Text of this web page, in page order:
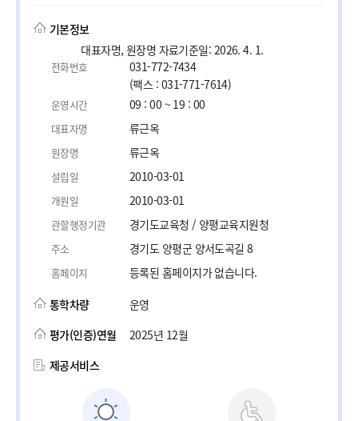
기본정보
대표자명, 원장명 자료기준일: 2026. 4. 1.
전화번호
031-772-7434
(팩스 : 031-771-7614)
운영시간 09 : 00 ~ 19 : 00
대표자명 류근옥
원장명 류근옥
설립일 2010-03-01
개원일 2010-03-01
관할행정기관 경기도교육청 / 양평교육지원청
주소 경기도 양평군 양서도곡길 8
홈페이지
등록된 홈페이지가 없습니다.
통학차량
운영
평가(인증)연월
2025년 12월
제공서비스